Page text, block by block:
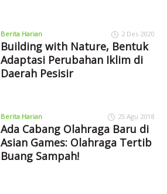
Berita Harian 2 Des 2020
Building with Nature, Bentuk
Adaptasi Perubahan Iklim di
Daerah Pesisir
Berita Harian 25 Agu 2018
Ada Cabang Olahraga Baru di
Asian Games: Olahraga Tertib
Buang Sampah!